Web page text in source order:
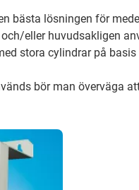
bästa lösningen för
eller huvudsakligen
stora cylindrar på
bör man överväga